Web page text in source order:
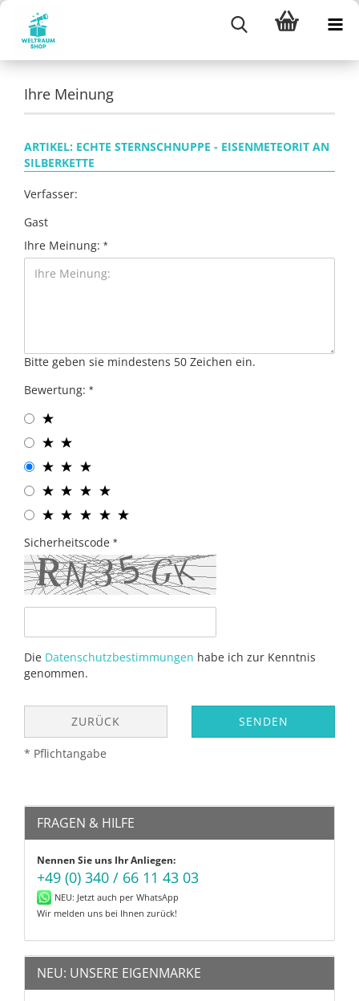
Ihre Meinung
ARTIKEL: ECHTE STERNSCHNUPPE - EISENMETEORIT AN
SILBERKETTE
Verfasser:
Gast
Ihre Meinung:
Bitte geben sie mindestens 50 Zeichen ein.
Bewertung:
Sicherheitscode
Die Datenschutzbestimmungen habe ich zur Kenntnis
genommen.
ZURÜCK SENDEN
* Pflichtangabe
FRAGEN & HILFE
Nennen Sie uns Ihr Anliegen:
+49 (0) 340 / 66 11 43 03
NEU: Jetzt auch per WhatsApp
Wir melden uns bei Ihnen zurück!
NEU: UNSERE EIGENMARKE